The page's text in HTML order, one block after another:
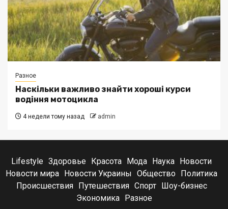
Разное
Наскільки важливо знайти хороші курси
водіння мотоцикла
4 недели тому назад admin
Lifestyle Здоровье Красота Мода Наука
Новости
Новости мира
Новости Украины Общество
Политика
Происшествия
Путешествия Спорт
Шоу-бизнес
Экономика
Разное